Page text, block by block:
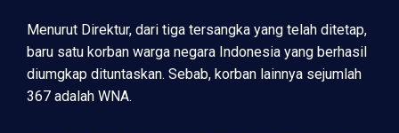
Menurut Direktur, dari tiga tersangka yang telah ditetap,
baru satu korban warga negara Indonesia yang berhasil
diumgkap dituntaskan. Sebab, korban lainnya sejumlah
367 adalah WNA.